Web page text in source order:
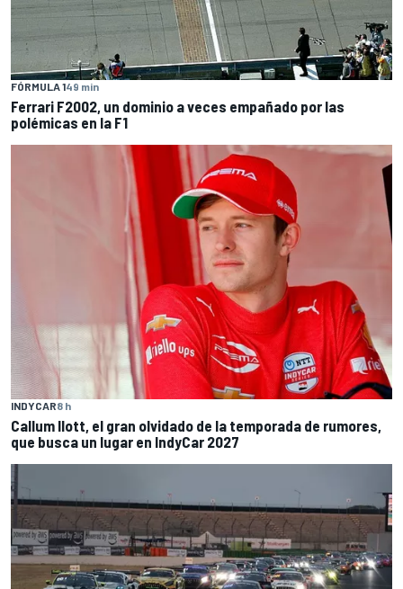
FÓRMULA 149 min
Ferrari F2002, un dominio a veces empañado por las
polémicas en la F1
INDYCAR8 h
Callum Ilott, el gran olvidado de la temporada de rumores,
que busca un lugar en IndyCar 2027